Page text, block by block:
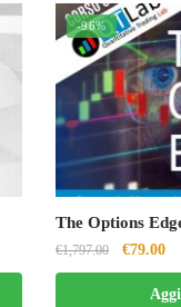
-96%
The Options
€1,797.00
Il
prezzo
originale
€79.00Il